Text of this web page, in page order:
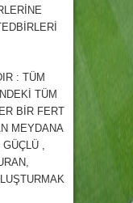
: TÜM
TÜM
BİR FERT
MEYDANA
GÜÇLÜ ,